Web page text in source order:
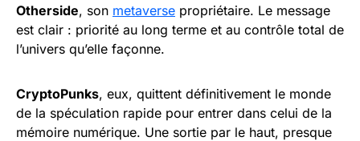
Otherside, son metaverse propriétaire. Le message
est clair : priorité au long terme et au contrôle total de
l’univers qu’elle façonne.
CryptoPunks, eux, quittent définitivement le monde
de la spéculation rapide pour entrer dans celui de la
mémoire numérique. Une sortie par le haut, presque